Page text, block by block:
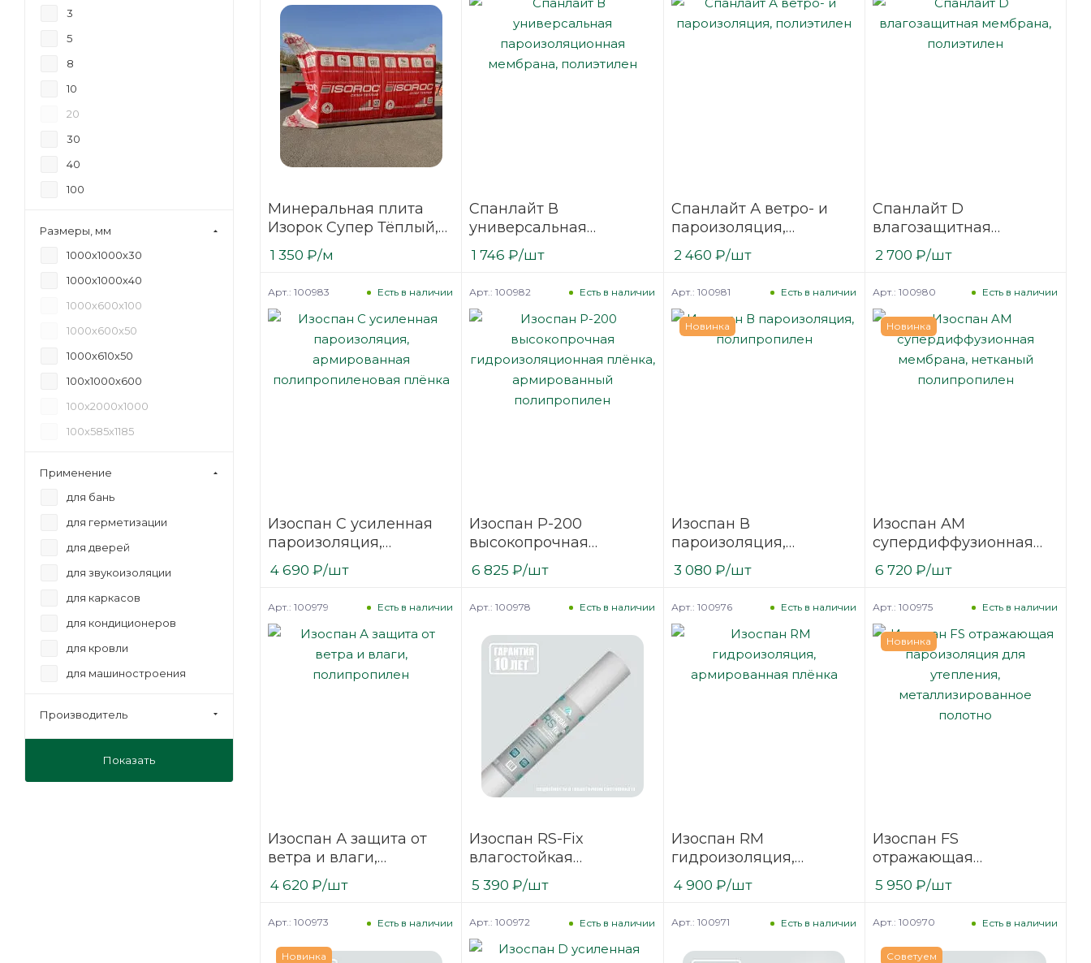
Минеральная плита
Изорок Супер Тёплый,
50x610x1000 мм (10
плит)
1 350 ₽/м
Спанлайт В
универсальная
пароизоляционная
мембрана, полиэтилен
1 746 ₽/шт
Спанлайт А ветро- и
пароизоляция,
полиэтилен
2 460 ₽/шт
Спанлайт D
влагозащитная
мембрана, полиэтилен
2 700 ₽/шт
Изоспан С усиленная
пароизоляция,
армированная
полипропиленовая
Есть в наличии
Арт.: 100983
4 690 ₽/шт
Изоспан Р-200
высокопрочная
гидроизоляционная
плёнка, армированный
Есть в наличии
Арт.: 100982
6 825 ₽/шт
Новинка
Изоспан В
пароизоляция,
полипропилен
Есть в наличии
Арт.: 100981
3 080 ₽/шт
Новинка
Изоспан AM
супердиффузионная
мембрана, нетканый
полипропилен
Есть в наличии
Арт.: 100980
6 720 ₽/шт
Изоспан А защита от
ветра и влаги,
полипропилен
Есть в наличии
Арт.: 100979
4 620 ₽/шт
Изоспан RS-Fix
влагостойкая
мембрана,
полипропилен
Есть в наличии
Арт.: 100978
5 390 ₽/шт
Изоспан RM
гидроизоляция,
армированная плёнка
Есть в наличии
Арт.: 100976
4 900 ₽/шт
Новинка
Изоспан FS
отражающая
пароизоляция для
утепления,
полотно
Есть в наличии
Арт.: 100975
5 950 ₽/шт
Новинка
Есть в наличии
Арт.: 100973 Есть в наличии
Арт.: 100972 Есть в наличии
Арт.: 100971
Советуем
Есть в наличии
Арт.: 100970
3
5
8
10
20
30
40
100
Размеры, мм
1000х1000х30
1000х1000х40
1000х600х100
1000х600х50
1000х610х50
100х1000х600
100х2000х1000
100х585х1185
20x1000x1000
20х585х1185
30х585х1185
40х585х1185
4100х1220х100
4100х1220х50
50х1000х500
50х1000х600
Применение
для бань
для герметизации
для дверей
для звукоизоляции
для каркасов
для кондиционеров
для кровли
для машиностроения
для очистки
Производитель
Показать